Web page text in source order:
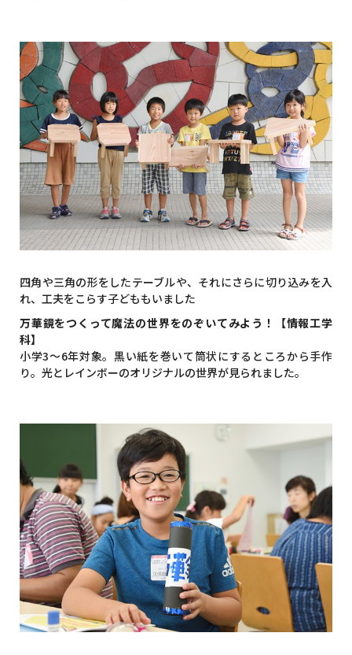
四角や三角の形をしたテーブルや、それにさらに切り込みを入
れ、工夫をこらす子どももいました
万華鏡をつくって魔法の世界をのぞいてみよう！【情報工学
科】
小学3～6年対象。黒い紙を巻いて筒状にするところから手作
り。光とレインボーのオリジナルの世界が見られました。